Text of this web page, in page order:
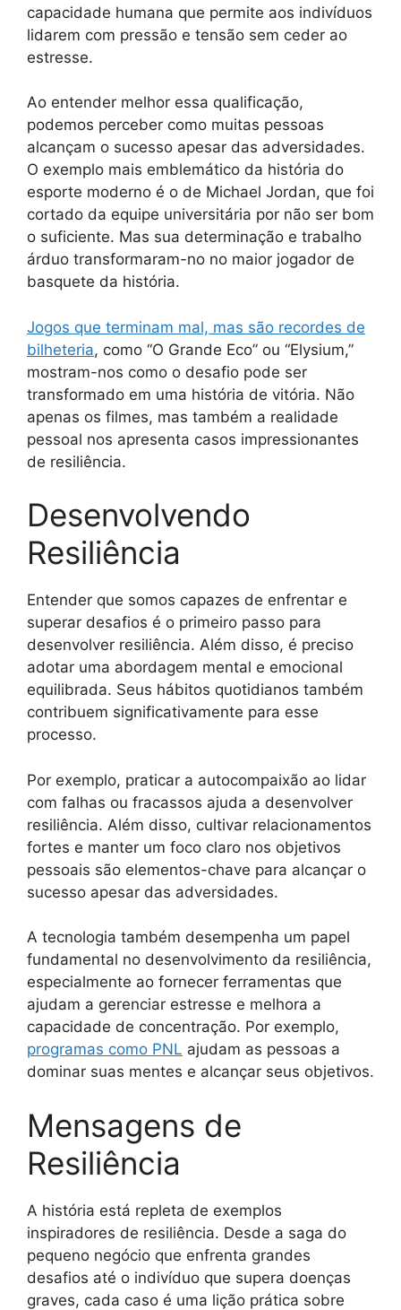
capacidade humana que permite aos indivíduos
lidarem com pressão e tensão sem ceder ao
estresse.
Ao entender melhor essa qualificação,
podemos perceber como muitas pessoas
alcançam o sucesso apesar das adversidades.
O exemplo mais emblemático da história do
esporte moderno é o de Michael Jordan, que foi
cortado da equipe universitária por não ser bom
o suficiente. Mas sua determinação e trabalho
árduo transformaram-no no maior jogador de
basquete da história.
Jogos que terminam mal, mas são recordes de
bilheteria, como “O Grande Eco” ou “Elysium,”
mostram-nos como o desafio pode ser
transformado em uma história de vitória. Não
apenas os filmes, mas também a realidade
pessoal nos apresenta casos impressionantes
de resiliência.
Desenvolvendo
Resiliência
Entender que somos capazes de enfrentar e
superar desafios é o primeiro passo para
desenvolver resiliência. Além disso, é preciso
adotar uma abordagem mental e emocional
equilibrada. Seus hábitos quotidianos também
contribuem significativamente para esse
processo.
Por exemplo, praticar a autocompaixão ao lidar
com falhas ou fracassos ajuda a desenvolver
resiliência. Além disso, cultivar relacionamentos
fortes e manter um foco claro nos objetivos
pessoais são elementos-chave para alcançar o
sucesso apesar das adversidades.
A tecnologia também desempenha um papel
fundamental no desenvolvimento da resiliência,
especialmente ao fornecer ferramentas que
ajudam a gerenciar estresse e melhora a
capacidade de concentração. Por exemplo,
programas como PNL ajudam as pessoas a
dominar suas mentes e alcançar seus objetivos.
Mensagens de
Resiliência
A história está repleta de exemplos
inspiradores de resiliência. Desde a saga do
pequeno negócio que enfrenta grandes
desafios até o indivíduo que supera doenças
graves, cada caso é uma lição prática sobre